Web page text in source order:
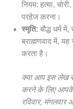
नियम: हत्या,
परहेज करना।
स्मृति: बौद्ध धर्म
ब्राह्मणवाद में, यह
करता है।
क्या आप इस लेख
करने के लिए
रविवार, मंगलवार